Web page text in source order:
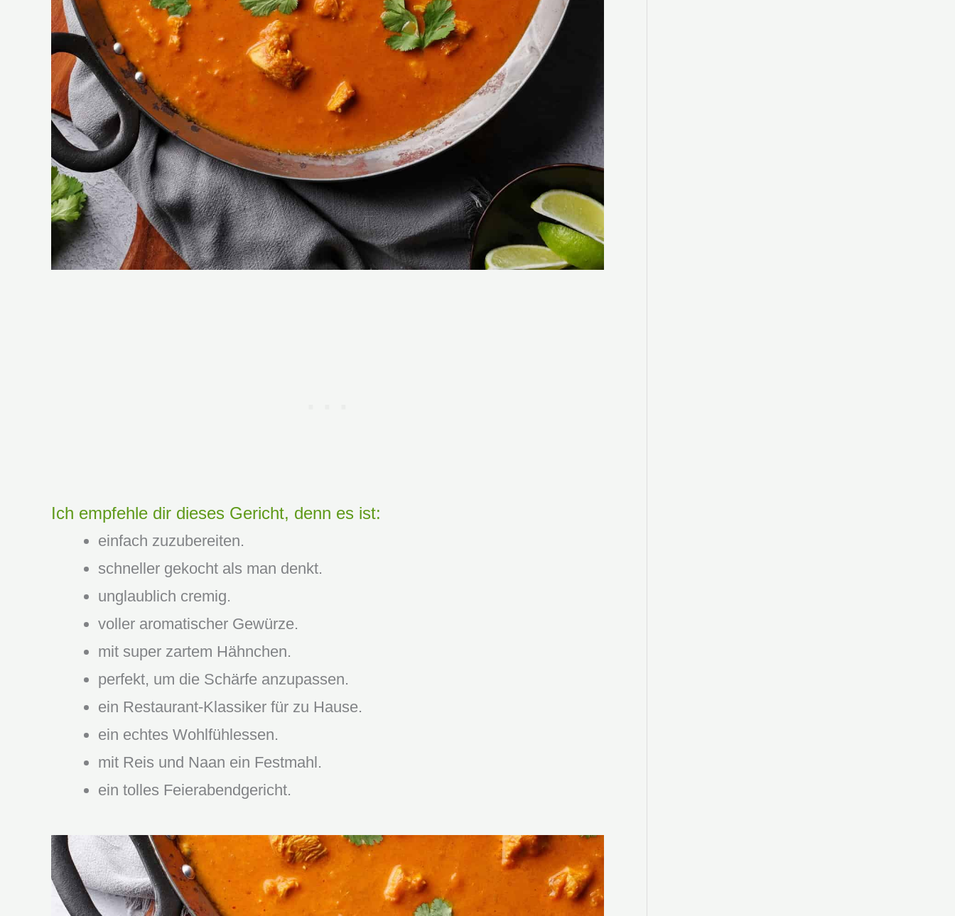
Ich empfehle dir dieses Gericht, denn es ist:
einfach zuzubereiten.
schneller gekocht als man denkt.
unglaublich cremig.
voller aromatischer Gewürze.
mit super zartem Hähnchen.
perfekt, um die Schärfe anzupassen.
ein Restaurant-Klassiker für zu Hause.
ein echtes Wohlfühlessen.
mit Reis und Naan ein Festmahl.
ein tolles Feierabendgericht.